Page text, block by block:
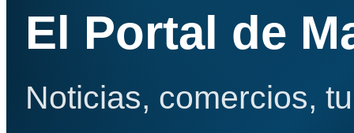
El Portal de
Noticias, comercios,